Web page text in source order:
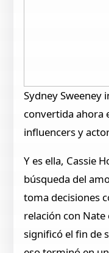
Sydney Sweeney
convertida ahora
influencers y
Y es ella, Cassie
búsqueda del
toma decisiones
relación con
significó el fin de